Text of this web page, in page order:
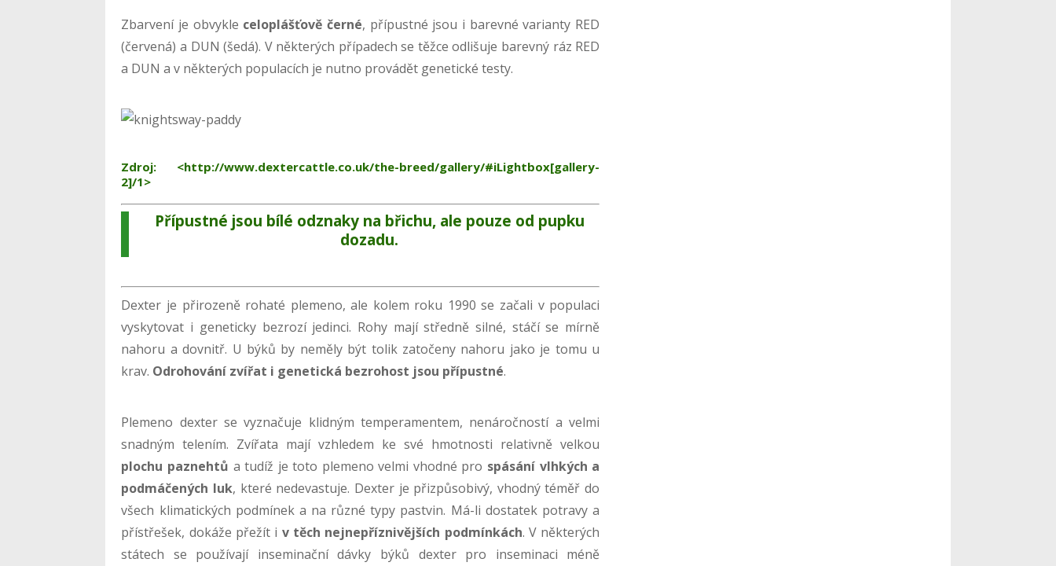
Zbarvení je obvykle celoplášťově černé, přípustné jsou i barevné varianty RED
(červená) a DUN (šedá). V některých případech se těžce odlišuje barevný ráz RED
a DUN a v některých populacích je nutno provádět genetické testy.
Zdroj: <http://www.dextercattle.co.uk/the-breed/gallery/#iLightbox[gallery-
2]/1>
Přípustné jsou bílé odznaky na břichu, ale pouze od pupku
dozadu.
Dexter je přirozeně rohaté plemeno, ale kolem roku 1990 se začali v populaci
vyskytovat i geneticky bezrozí jedinci. Rohy mají středně silné, stáčí se mírně
nahoru a dovnitř. U býků by neměly být tolik zatočeny nahoru jako je tomu u
krav. Odrohování zvířat i genetická bezrohost jsou přípustné.
Plemeno dexter se vyznačuje klidným temperamentem, nenáročností a velmi
snadným telením. Zvířata mají vzhledem ke své hmotnosti relativně velkou
plochu paznehtů a tudíž je toto plemeno velmi vhodné pro spásání vlhkých a
podmáčených luk, které nedevastuje. Dexter je přizpůsobivý, vhodný téměř do
všech klimatických podmínek a na různé typy pastvin. Má-li dostatek potravy a
přístřešek, dokáže přežít i v těch nejnepříznivějších podmínkách. V některých
státech se používají inseminační dávky býků dexter pro inseminaci méně